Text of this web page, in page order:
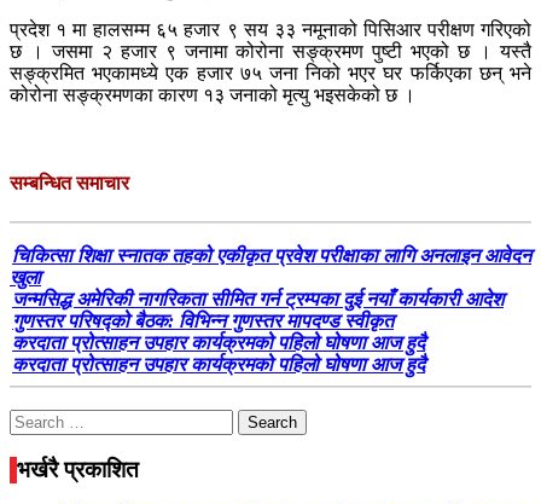
प्रदेश १ मा हालसम्म ६५ हजार ९ सय ३३ नमूनाको पिसिआर परीक्षण गरिएको
छ । जसमा २ हजार ९ जनामा कोरोना सङ्क्रमण पुष्टी भएको छ । यस्तै
सङ्क्रमित भएकामध्ये एक हजार ७५ जना निको भएर घर फर्किएका छन् भने
कोरोना सङ्क्रमणका कारण १३ जनाको मृत्यु भइसकेको छ ।
सम्बन्धित समाचार
चिकित्सा शिक्षा स्नातक तहको एकीकृत प्रवेश परीक्षाका लागि अनलाइन आवेदन
खुला
जन्मसिद्ध अमेरिकी नागरिकता सीमित गर्न ट्रम्पका दुई नयाँ कार्यकारी आदेश
गुणस्तर परिषद्को बैठक: विभिन्न गुणस्तर मापदण्ड स्वीकृत
करदाता प्रोत्साहन उपहार कार्यक्रमको पहिलो घोषणा आज हुदै
करदाता प्रोत्साहन उपहार कार्यक्रमको पहिलो घोषणा आज हुदै
Search
for:
भर्खरै प्रकाशित